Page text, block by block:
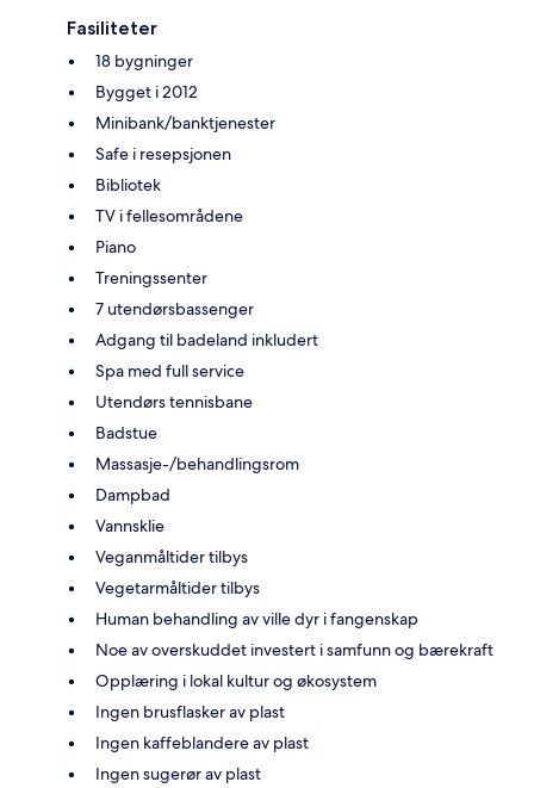
Fasiliteter
18 bygninger
Bygget i 2012
Minibank/banktjenester
Safe i resepsjonen
Bibliotek
TV i fellesområdene
Piano
Treningssenter
7 utendørsbassenger
Adgang til badeland inkludert
Spa med full service
Utendørs tennisbane
Badstue
Massasje-/behandlingsrom
Dampbad
Vannsklie
Veganmåltider tilbys
Vegetarmåltider tilbys
Human behandling av ville dyr i fangenskap
Noe av overskuddet investert i samfunn og bærekraft
Opplæring i lokal kultur og økosystem
Ingen brusflasker av plast
Ingen kaffeblandere av plast
Ingen sugerør av plast